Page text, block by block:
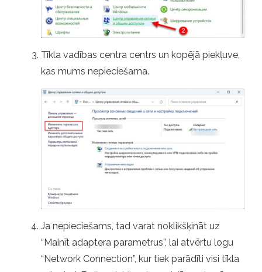
Tīkla vadības centra centrs un kopējā piekļuve,
kas mums nepieciešama.
Ja nepieciešams, tad varat noklikšķināt uz
“Mainīt adaptera parametrus”, lai atvērtu logu
“Network Connection”, kur tiek parādīti visi tīkla